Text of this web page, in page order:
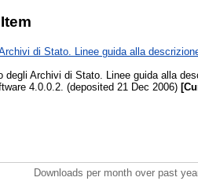
di Stato. Linee guida alla
Archivi di Stato. Linee guida alla
4.0.0.2. (deposited 21 Dec 2006)
Downloads per month over past